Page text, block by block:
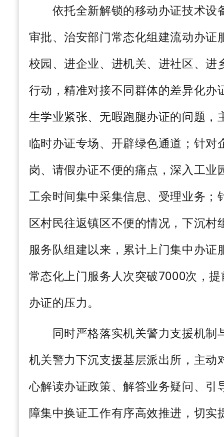
依托全新解锁的移动办证技术设
审批、治安部门常态化组建流动办证
校园、进企业、进机关、进社区、进
行动，精准对接不同群体的差异化办
生学业紧张、无暇跑腿办证的问题，
临时办证专场、开辟绿色通道；针对
岗、请假办证不便的痛点，深入工业
工余时间集中采集信息、受理业务；
区村民往返镇区不便的情况，下沉村
服务队组建以来，累计上门集中办证
常态化上门服务人次突破7000次，
办证的压力。
同时严格落实机关警力支援机制
机关警力下沉支援基层派出所，主动
心解读办证政策、解答业务疑问、引
障集中换证工作有序高效推进，切实